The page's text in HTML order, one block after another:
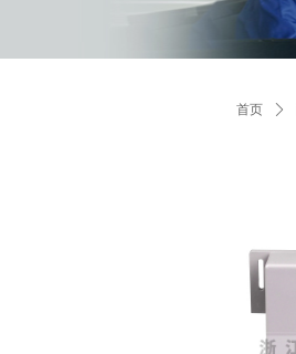
首页 ꄲ